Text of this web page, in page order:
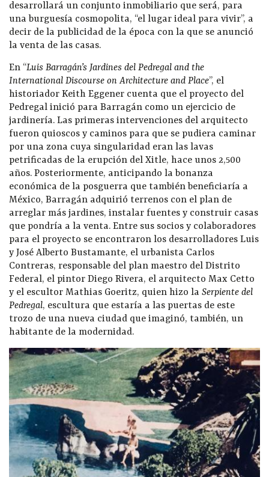
desarrollará un conjunto inmobiliario que será, para
una burguesía cosmopolita, “el lugar ideal para vivir”, a
decir de la publicidad de la época con la que se anunció
la venta de las casas.
En “Luis Barragán’s Jardines del Pedregal and the
International Discourse on Architecture and Place”, el
historiador Keith Eggener cuenta que el proyecto del
Pedregal inició para Barragán como un ejercicio de
jardinería. Las primeras intervenciones del arquitecto
fueron quioscos y caminos para que se pudiera caminar
por una zona cuya singularidad eran las lavas
petrificadas de la erupción del Xitle, hace unos 2,500
años. Posteriormente, anticipando la bonanza
económica de la posguerra que también beneficiaría a
México, Barragán adquirió terrenos con el plan de
arreglar más jardines, instalar fuentes y construir casas
que pondría a la venta. Entre sus socios y colaboradores
para el proyecto se encontraron los desarrolladores Luis
y José Alberto Bustamante, el urbanista Carlos
Contreras, responsable del plan maestro del Distrito
Federal, el pintor Diego Rivera, el arquitecto Max Cetto
y el escultor Mathias Goeritz, quien hizo la Serpiente del
Pedregal, escultura que estaría a las puertas de este
trozo de una nueva ciudad que imaginó, también, un
habitante de la modernidad.